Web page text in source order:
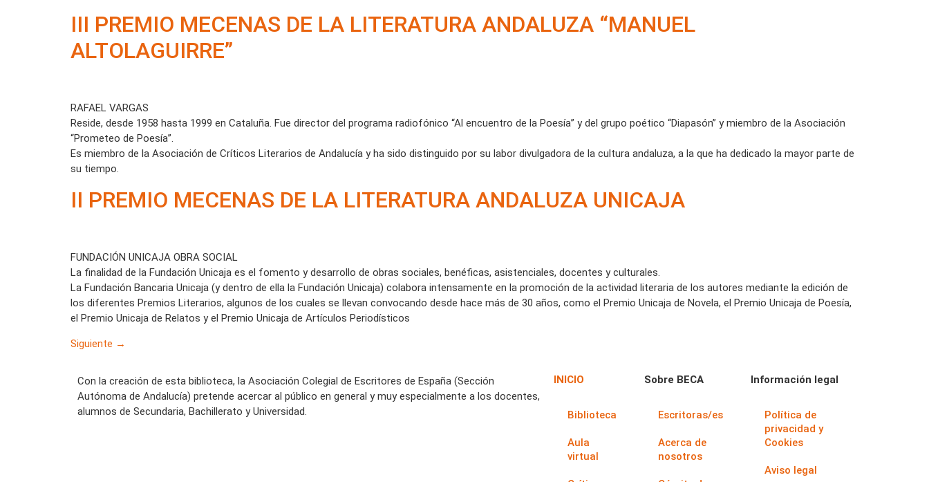
III PREMIO MECENAS DE LA LITERATURA ANDALUZA “MANUEL
ALTOLAGUIRRE”
RAFAEL VARGAS
Reside, desde 1958 hasta 1999 en Cataluña. Fue director del programa radiofónico “Al encuentro de la Poesía” y del grupo poético “Diapasón” y miembro de la Asociación
“Prometeo de Poesía”.
Es miembro de la Asociación de Críticos Literarios de Andalucía y ha sido distinguido por su labor divulgadora de la cultura andaluza, a la que ha dedicado la mayor parte de
su tiempo.
II PREMIO MECENAS DE LA LITERATURA ANDALUZA UNICAJA
FUNDACIÓN UNICAJA OBRA SOCIAL
La finalidad de la Fundación Unicaja es el fomento y desarrollo de obras sociales, benéficas, asistenciales, docentes y culturales.
La Fundación Bancaria Unicaja (y dentro de ella la Fundación Unicaja) colabora intensamente en la promoción de la actividad literaria de los autores mediante la edición de
los diferentes Premios Literarios, algunos de los cuales se llevan convocando desde hace más de 30 años, como el Premio Unicaja de Novela, el Premio Unicaja de Poesía,
el Premio Unicaja de Relatos y el Premio Unicaja de Artículos Periodísticos
Siguiente →
Con la creación de esta biblioteca, la Asociación Colegial de Escritores de España (Sección
Autónoma de Andalucía) pretende acercar al público en general y muy especialmente a los docentes,
alumnos de Secundaria, Bachillerato y Universidad.
INICIO
Biblioteca
Aula
virtual
Sobre BECA
Escritoras/es
Acerca de
nosotros
Información legal
Política de
privacidad y
Cookies
Aviso legal